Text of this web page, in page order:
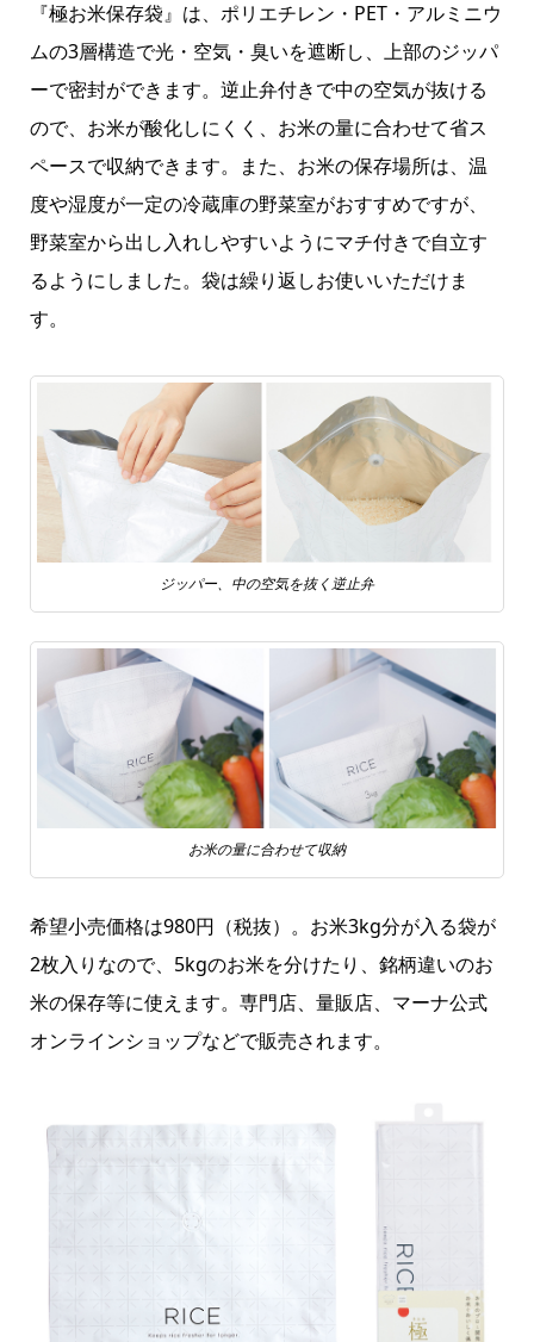
『極お米保存袋』は、ポリエチレン・PET・アルミニウ
ムの3層構造で光・空気・臭いを遮断し、上部のジッパ
ーで密封ができます。逆止弁付きで中の空気が抜ける
ので、お米が酸化しにくく、お米の量に合わせて省ス
ペースで収納できます。また、お米の保存場所は、温
度や湿度が一定の冷蔵庫の野菜室がおすすめですが、
野菜室から出し入れしやすいようにマチ付きで自立す
るようにしました。袋は繰り返しお使いいただけま
す。
ジッパー、中の空気を抜く逆止弁
お米の量に合わせて収納
希望小売価格は980円（税抜）。お米3kg分が入る袋が
2枚入りなので、5kgのお米を分けたり、銘柄違いのお
米の保存等に使えます。専門店、量販店、マーナ公式
オンラインショップなどで販売されます。